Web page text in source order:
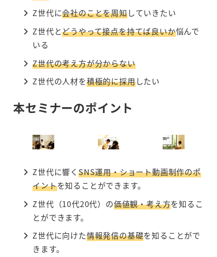
Z世代に会社のことを周知していきたい
Z世代とどうやって接点を持てば良いか悩んで
いる
Z世代の考え方が分からない
Z世代の人材を積極的に採用したい
本セミナーのポイント
Z世代に響く SNS運用・ショート動画制作のポ
イントを知ることができます。
Z世代（10代20代）の価値観・考え方を知るこ
とができます。
Z世代に向けた情報発信の基礎を知ることがで
きます。